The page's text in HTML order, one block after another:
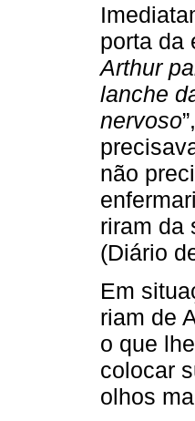
porta da
Arthur
lanche
nervoso
não
riram da
(Diário
Em
riam de
o que
colocar
olhos